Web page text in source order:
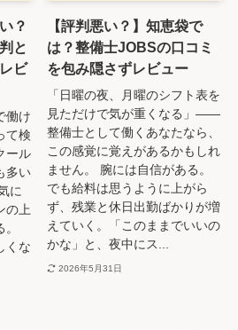
？
と
ビ
働け
て検
ール
多い
に
の上
くな
【評判悪い？】知恵袋で
は？整備士JOBSの口コミ
を包み隠さずレビュー
「日曜の夜、月曜のシフト表を
見ただけで気が重くなる」――
整備士として働くあなたなら、
この感覚に覚えがあるかもしれ
ません。 腕には自信がある。
でも給料は思うように上がら
ず、残業と休日出勤ばかりが増
えていく。「このままでいいの
かな」と、夜中にス...
2026年5月31日